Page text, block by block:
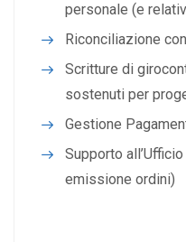
personale (e
Riconciliazione
Scritture di
sostenuti per
Gestione
Supporto
emissione ordini)